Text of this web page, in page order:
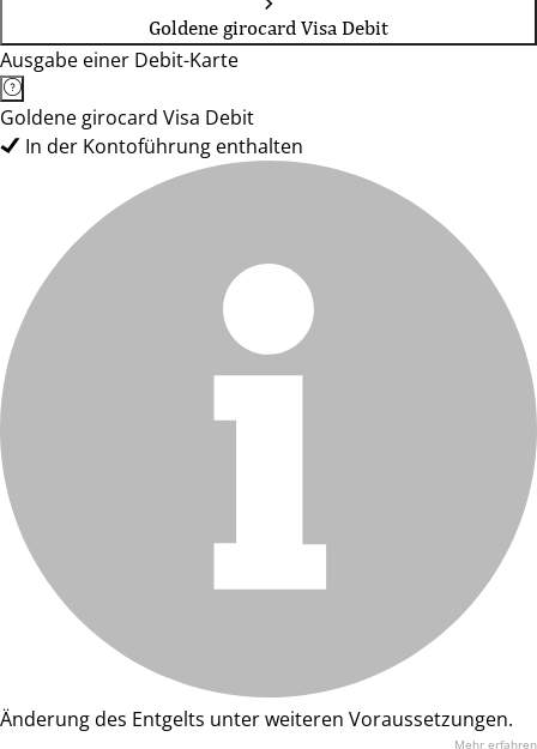
Goldene girocard Visa Debit
Ausgabe einer Debit-Karte
Goldene girocard Visa Debit
In der Kontoführung enthalten
Änderung des Entgelts unter weiteren Voraussetzungen.
Mehr erfahren